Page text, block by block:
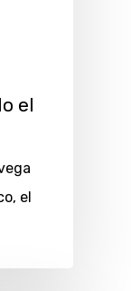
el
el